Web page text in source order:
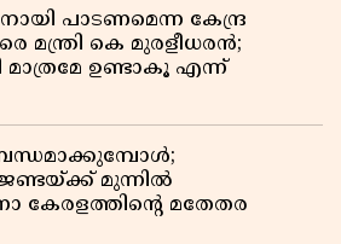
പാടണമെന്ന കേന്ദ്ര
മന്ത്രി കെ മുരളീധരൻ;
മാത്രമേ ഉണ്ടാകൂ എന്ന്
മുന്നിൽ
കേരളത്തിന്റെ മതേതര